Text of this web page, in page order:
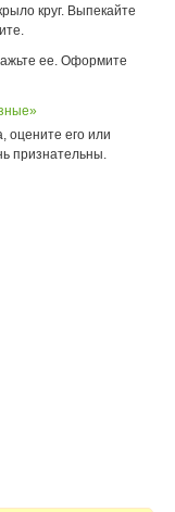
круг. Выпекайте
ее. Оформите
оцените его или
признательны.